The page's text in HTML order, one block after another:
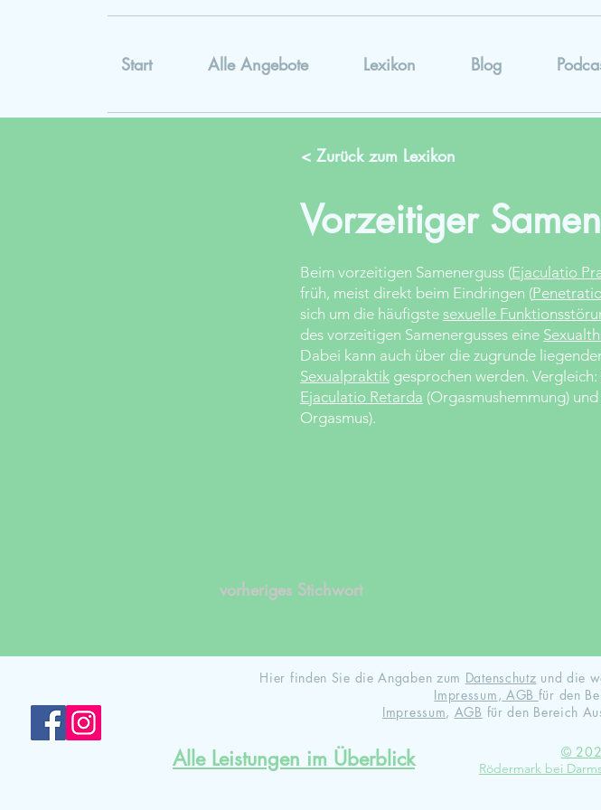
Start Alle Angebote Lexikon Blog
< Zurück zum Lexikon
Vorzeitiger
Beim vorzeitigen Samenerguss (Ejaculatio
früh, meist direkt beim Eindringen (
sich um die häufigste sexuelle
des vorzeitigen Samenergusses eine
Dabei kann auch über die zugrunde
Sexualpraktik gesprochen werden. Vergleich:
Ejaculatio Retarda (Orgasmushemmung) und
Orgasmus).
vorheriges Stichwort
Hier finden Sie die Angaben zum Datenschutz und die
Impressum, AGB für den
Impressum, AGB für den Bereich
Alle Leistungen im Überblick ©
Rödermark bei